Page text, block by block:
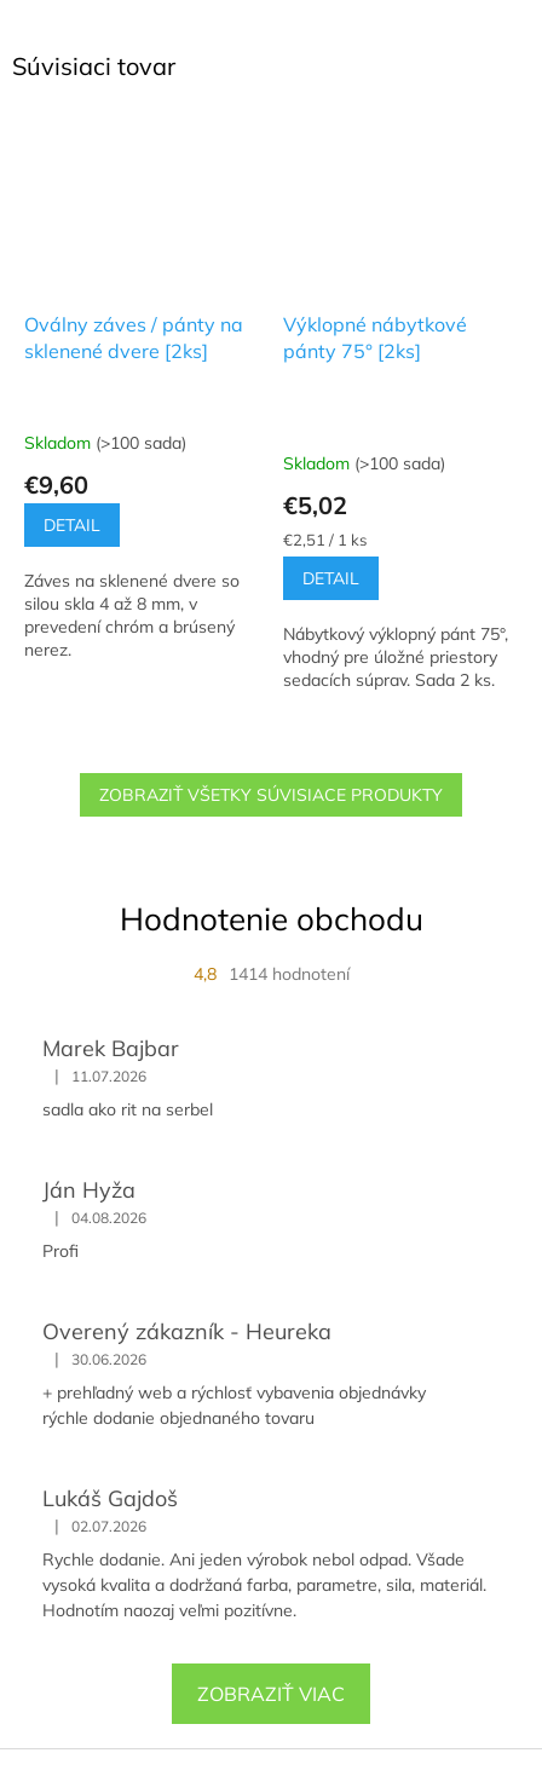
Súvisiaci tovar
Oválny záves / pánty na
sklenené dvere [2ks]
Priemerné
produktu
5,0
5
hviezdičiek.
Skladom (>100 sada)
€9,60
DETAIL
Záves na sklenené dvere so
silou skla 4 až 8 mm, v
prevedení chróm a brúsený
nerez.
Výklopné nábytkové
pánty 75° [2ks]
Skladom (>100 sada)
€5,02
Jednotková
cena:
€2,51 / 1 ks
DETAIL
Nábytkový výklopný pánt 75°,
vhodný pre úložné priestory
sedacích súprav. Sada 2 ks.
ZOBRAZIŤ VŠETKY SÚVISIACE PRODUKTY
Hodnotenie obchodu
4,8 1414 hodnotení
Marek Bajbar
| 11.07.2026
sadla ako rit na serbel
Ján Hyža
| 04.08.2026
Profi
Overený zákazník - Heureka
| 30.06.2026
+ prehľadný web a rýchlosť vybavenia objednávky
rýchle dodanie objednaného tovaru
Lukáš Gajdoš
| 02.07.2026
Rychle dodanie. Ani jeden výrobok nebol odpad. Všade
vysoká kvalita a dodržaná farba, parametre, sila, materiál.
Hodnotím naozaj veľmi pozitívne.
ZOBRAZIŤ VIAC
Z